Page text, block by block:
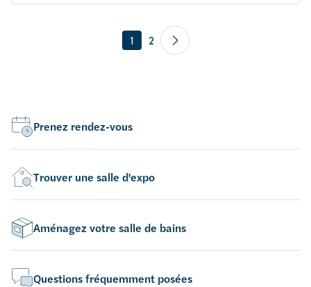
1 2
Prenez rendez-vous
Trouver une salle d'expo
Aménagez votre salle de bains
Questions fréquemment posées